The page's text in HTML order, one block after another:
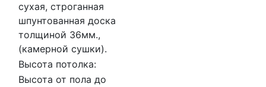
сухая, строганная
шпунтованная доска
толщиной 36мм.,
(камерной сушки).
Высота потолка:
Высота от пола до